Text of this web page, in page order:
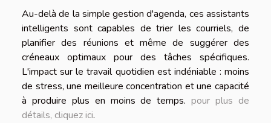
Au-delà de la simple gestion d'agenda, ces assistants
intelligents sont capables de trier les courriels, de
planifier des réunions et même de suggérer des
créneaux optimaux pour des tâches spécifiques.
L'impact sur le travail quotidien est indéniable : moins
de stress, une meilleure concentration et une capacité
à produire plus en moins de temps.pour plus de
détails, cliquez ici.